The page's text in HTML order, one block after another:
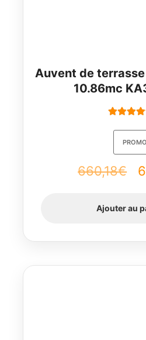
Auvent de
10.86mc
660,18€
Le
Ajouter au